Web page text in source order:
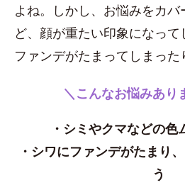
よね。しかし、お悩みをカ
ど、顔が重たい印象になっ
ファンデがたまってしまった
＼こんなお悩みあり
・シミやクマなどの色
・シワにファンデがたまり
う